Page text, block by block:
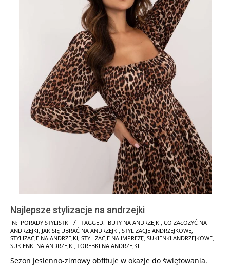
Najlepsze stylizacje na andrzejki
2024-
11-
20
IN: PORADY STYLISTKI TAGGED: BUTY NA ANDRZEJKI, CO ZAŁOŻYĆ NA
ANDRZEJKI, JAK SIĘ UBRAĆ NA ANDRZEJKI, STYLIZACJE ANDRZEJKOWE,
STYLIZACJE NA ANDRZEJKI, STYLIZACJE NA IMPREZĘ, SUKIENKI ANDRZEJKOWE,
SUKIENKI NA ANDRZEJKI, TOREBKI NA ANDRZEJKI
Sezon jesienno-zimowy obfituje w okazje do świętowania.